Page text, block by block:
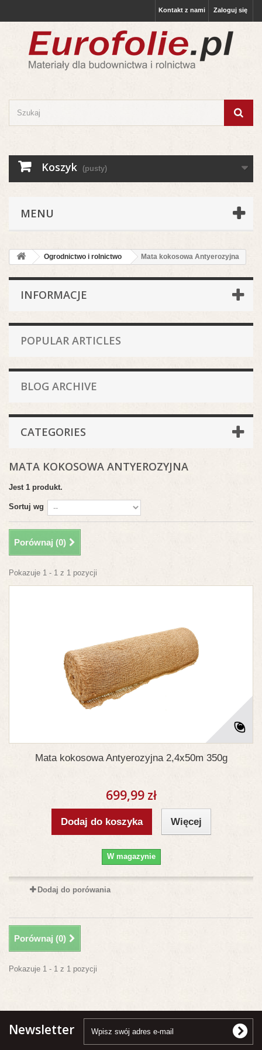
Zaloguj się
Kontakt z nami
Koszyk (pusty)
MENU
Ogrodnictwo i rolnictwo Mata kokosowa Antyerozyjna
INFORMACJE
POPULAR ARTICLES
BLOG ARCHIVE
CATEGORIES
MATA KOKOSOWA ANTYEROZYJNA
Jest 1 produkt.
Sortuj wg
Porównaj (0)
Pokazuje 1 - 1 z 1 pozycji
Mata kokosowa Antyerozyjna 2,4x50m 350g
699,99 zł
Dodaj do koszyka Więcej
W magazynie
Dodaj do porówania
Porównaj (0)
Pokazuje 1 - 1 z 1 pozycji
Newsletter